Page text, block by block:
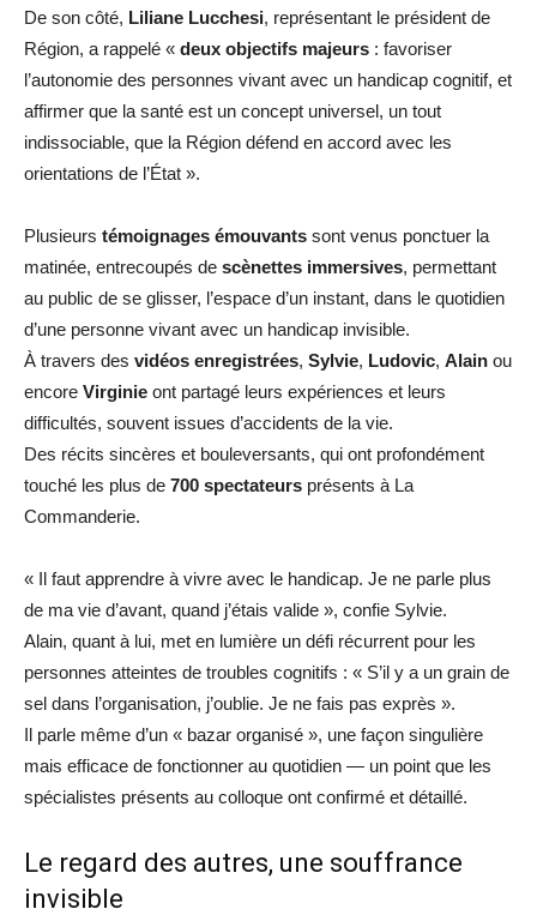
De son côté, Liliane Lucchesi, représentant le président de
Région, a rappelé « deux objectifs majeurs : favoriser
l’autonomie des personnes vivant avec un handicap cognitif, et
affirmer que la santé est un concept universel, un tout
indissociable, que la Région défend en accord avec les
orientations de l’État ».
Plusieurs témoignages émouvants sont venus ponctuer la
matinée, entrecoupés de scènettes immersives, permettant
au public de se glisser, l’espace d’un instant, dans le quotidien
d’une personne vivant avec un handicap invisible.
À travers des vidéos enregistrées, Sylvie, Ludovic, Alain ou
encore Virginie ont partagé leurs expériences et leurs
difficultés, souvent issues d’accidents de la vie.
Des récits sincères et bouleversants, qui ont profondément
touché les plus de 700 spectateurs présents à La
Commanderie.
« Il faut apprendre à vivre avec le handicap. Je ne parle plus
de ma vie d’avant, quand j’étais valide », confie Sylvie.
Alain, quant à lui, met en lumière un défi récurrent pour les
personnes atteintes de troubles cognitifs : « S’il y a un grain de
sel dans l’organisation, j’oublie. Je ne fais pas exprès ».
Il parle même d’un « bazar organisé », une façon singulière
mais efficace de fonctionner au quotidien — un point que les
spécialistes présents au colloque ont confirmé et détaillé.
Le regard des autres, une souffrance
invisible